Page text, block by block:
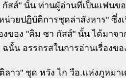
สส์" นั้น ท่านผูัอ่านที่เป็นแฟนข
น่วยปฏิบัติการชุดล่าสังหาร" ซึ่
งของ "คิม ซา กัสส์" นั้น ได้มาจ
นั้น อรรถรสในการอ่านเรื่องขอ
ลาว" ชุด หวัง ไก วือ.แห่งภูหมา